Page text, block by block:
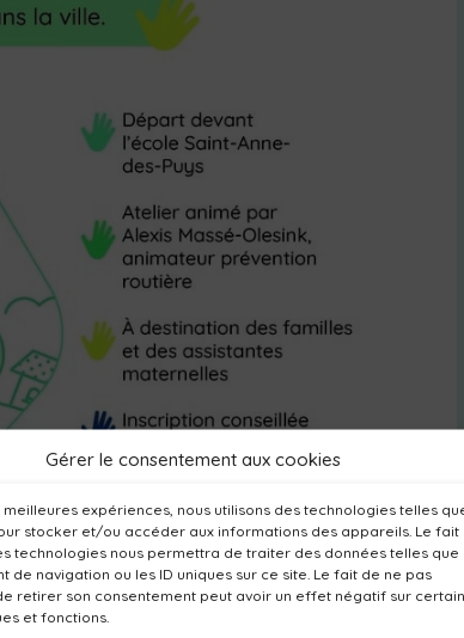
Gérer le consentement aux cookies
expériences, nous utilisons des technologies telles
stocker et/ou accéder aux informations des appareils. Le fait
technologies nous permettra de traiter des données telles que
de navigation ou les ID uniques sur ce site. Le fait de ne pas
retirer son consentement peut avoir un effet négatif sur
et fonctions.